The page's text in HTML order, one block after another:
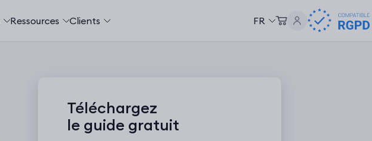
Ressources Clients FR
Téléchargez
le guide gratuit